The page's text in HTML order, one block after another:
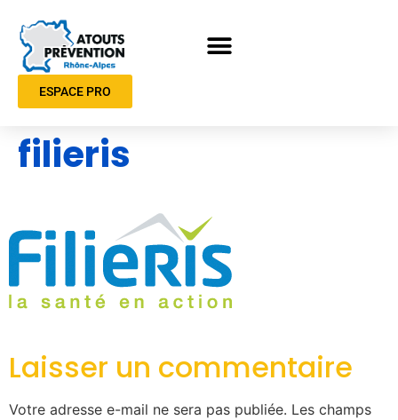
ESPACE PRO
filieris
Laisser un commentaire
Votre adresse e-mail ne sera pas publiée. Les champs